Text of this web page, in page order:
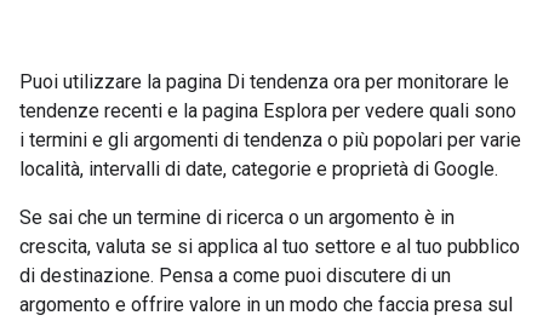
Puoi utilizzare la pagina Di tendenza ora per monitorare le
tendenze recenti e la pagina Esplora per vedere quali sono
i termini e gli argomenti di tendenza o più popolari per varie
località, intervalli di date, categorie e proprietà di Google.
Se sai che un termine di ricerca o un argomento è in
crescita, valuta se si applica al tuo settore e al tuo pubblico
di destinazione. Pensa a come puoi discutere di un
argomento e offrire valore in un modo che faccia presa sul